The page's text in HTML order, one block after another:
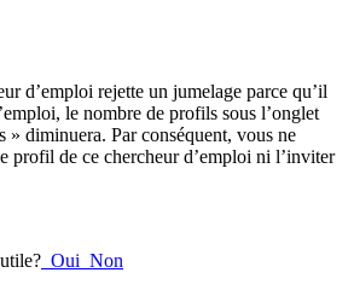
d’emploi rejette un jumelage parce qu’il
le nombre de profils sous l’onglet
» diminuera. Par conséquent, vous ne
profil de ce chercheur d’emploi ni l’inviter
Oui Non